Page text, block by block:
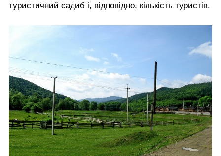
туристичний садиб і, відповідно, кількість туристів.